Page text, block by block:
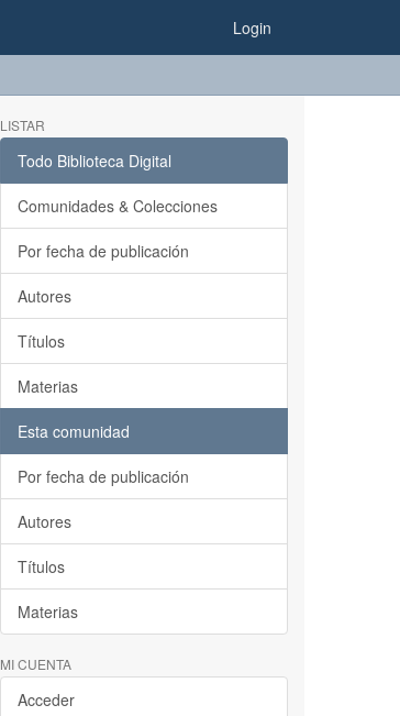
Login
LISTAR
Todo Biblioteca Digital
Comunidades & Colecciones
Por fecha de publicación
Autores
Títulos
Materias
Esta comunidad
Por fecha de publicación
Autores
Títulos
Materias
MI CUENTA
Acceder